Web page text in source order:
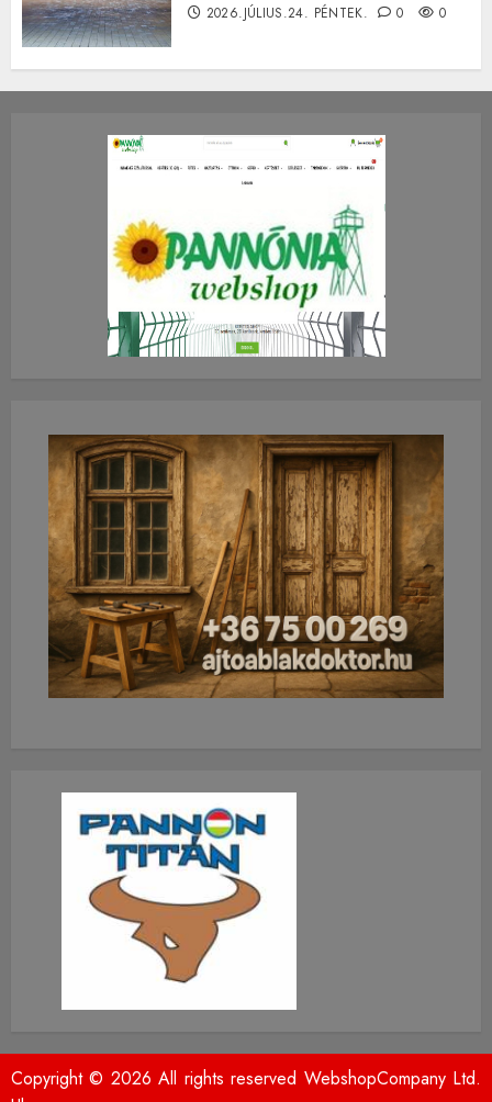
2026.JÚLIUS.24. PÉNTEK. 0 0
Copyright © 2026 All rights reserved WebshopCompany Ltd.